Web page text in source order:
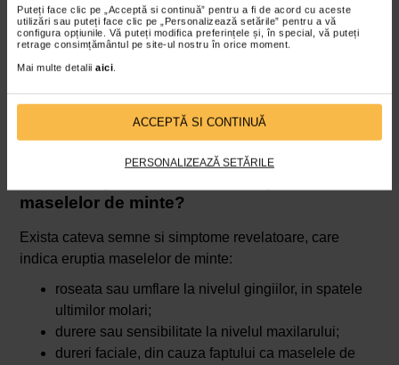
Puteți face clic pe „Acceptă si continuă” pentru a fi de acord cu aceste
utilizări sau puteți face clic pe „Personalizează setările” pentru a vă
configura opțiunile. Vă puteți modifica preferințele și, în special, vă puteți
retrage consimțământul pe site-ul nostru în orice moment.
Mai multe detalii aici
ACCEPTĂ SI CONTINUĂ
PERSONALIZEAZĂ SETĂRILE
mai tarziu in viata, ci pentru ca, atunci cand sunteti mai
tineri, oasele din jurul gingiilor sunt mai moi, iar
radacinile nervoase de la nivelul gurii nu s-au format
complet.
Drept urmare, acesti dinti sunt mai usor de indepartat.
Daca asteptati pana mai tarziu, indepartarea poate fi mai
maselelor de minte?
Exista cateva semne si simptome revelatoare, care
indica eruptia maselelor de minte:
roseata sau umflare la nivelul gingiilor, in spatele
ultimilor molari;
durere sau sensibilitate la nivelul maxilarului;
dureri faciale, din cauza faptului ca maselele de